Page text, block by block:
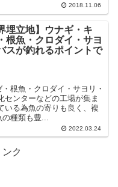
2018.11.06
埋立地】ウナギ・キ
根魚・クロダイ・サヨ
スが釣れるポイントで
根魚・クロダイ・サヨリ・
センターなどの工場が集ま
いる為魚の寄りも良く、複
種類も豊...
2022.03.24
ク